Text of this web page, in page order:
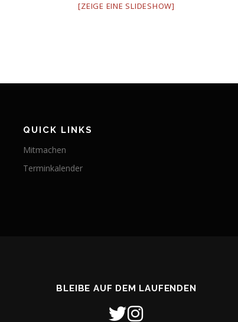
[ZEIGE EINE SLIDESHOW]
QUICK LINKS
Mitmachen
Terminkalender
BLEIBE AUF DEM LAUFENDEN